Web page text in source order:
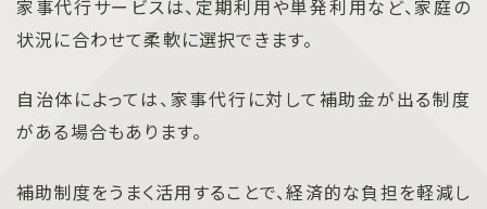
家事代行サービスは、定期利用や単発利用など、家庭の
状況に合わせて柔軟に選択できます。
自治体によっては、家事代行に対して補助金が出る制度
がある場合もあります。
補助制度をうまく活用することで、経済的な負担を軽減し